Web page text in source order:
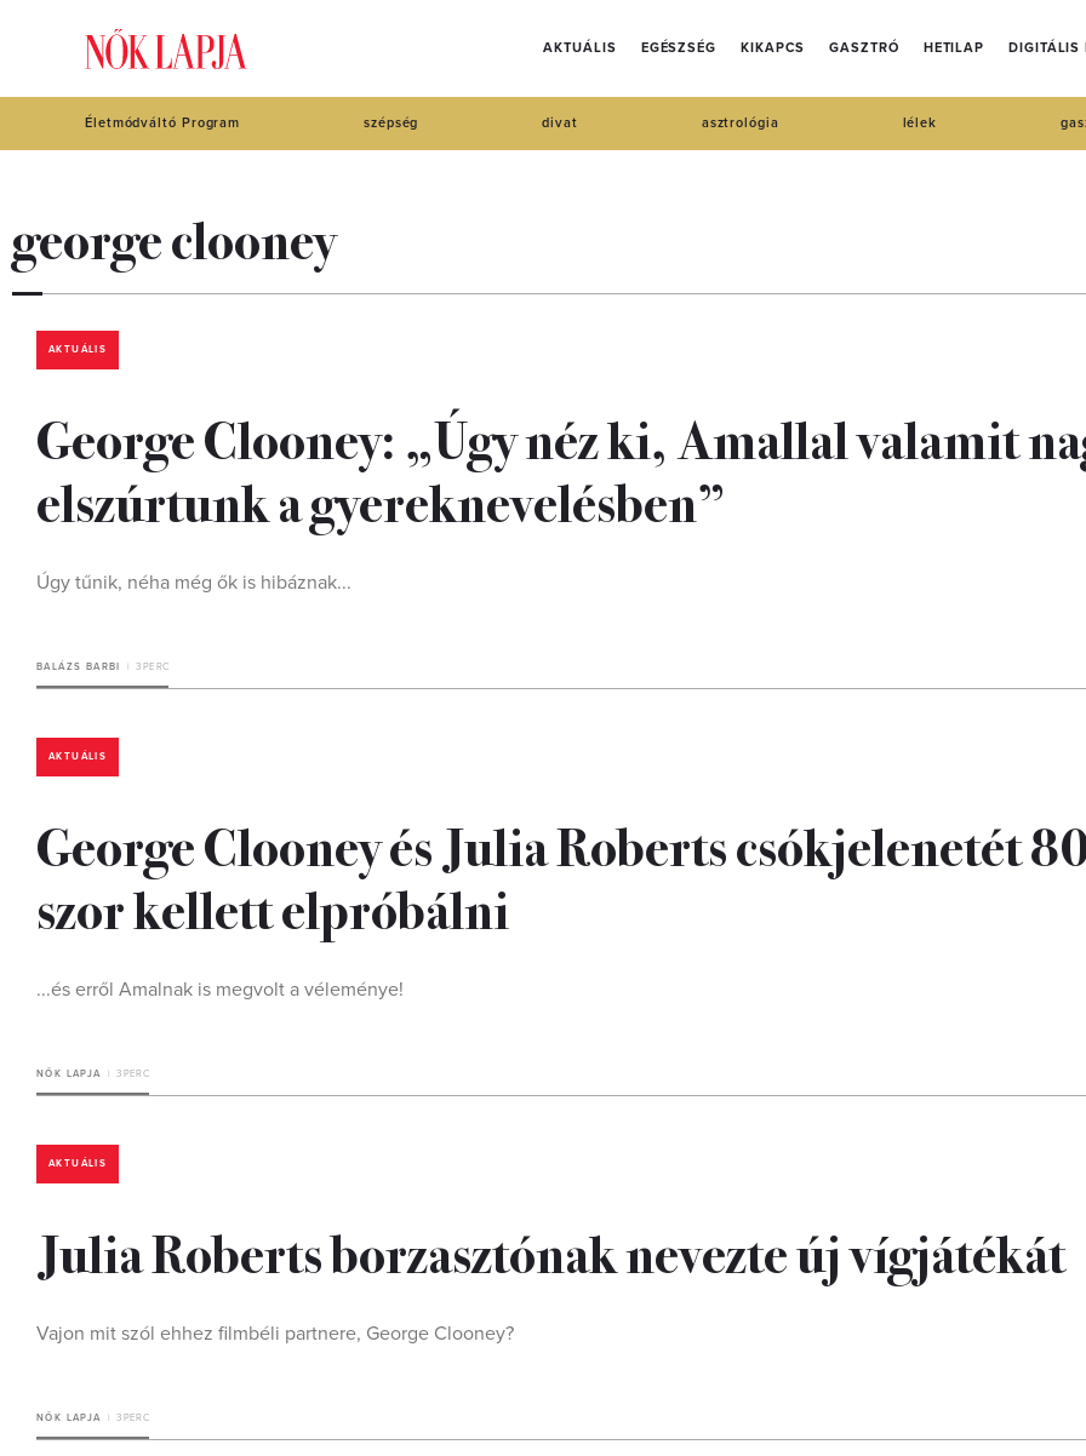
AKTUÁLIS EGÉSZSÉG KIKAPCS GASZTRÓ HETILAP DIGITÁLIS
Életmódváltó Program szépség divat asztrológia lélek
george clooney
AKTUÁLIS
George Clooney: „Úgy néz ki, Amallal valamit
elszúrtunk a gyereknevelésben”
Úgy tűnik, néha még ők is hibáznak...
BALÁZS BARBI 3 PERC
AKTUÁLIS
George Clooney és Julia Roberts csókjelenetét
szor kellett elpróbálni
...és erről Amalnak is megvolt a véleménye!
NŐK LAPJA 3 PERC
AKTUÁLIS
Julia Roberts borzasztónak nevezte új vígjátékát
Vajon mit szól ehhez filmbéli partnere, George Clooney?
NŐK LAPJA 3 PERC